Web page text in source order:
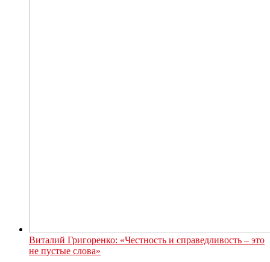
Виталий Григоренко: «Честность и справедливость – это
не пустые слова»